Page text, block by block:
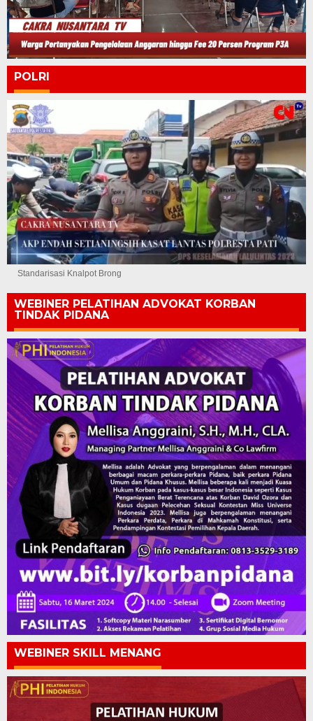
POLRI
Standarisasi Knalpot Brong
WEBINER PELATIHAN ADVOKAT KORBAN
TINDAK PIDANA
WEBINER SKILL MENANG